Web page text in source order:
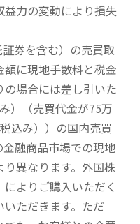
力の変動により損失
券を含む）の売買取
に現地手数料と税金
場合には差し引いた
）（売買代金が75万
込み））の国内売買
融商品市場での現地
異なります。外国株
よりご購入いただく
ただきます。ただ